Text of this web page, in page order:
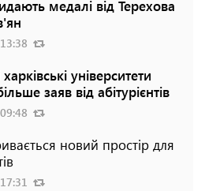
медалі від Терехова
університети
заяв від абітурієнтів
новий простір для